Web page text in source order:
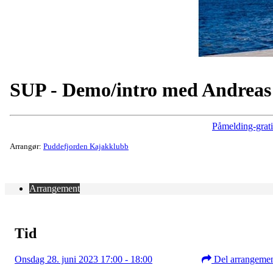
SUP - Demo/intro med Andreas
Arrangør: Puddefjorden Kajakklubb
Påmelding-
Arrangement
Tid
Onsdag 28. juni 2023 17:00 - 18:00 Del